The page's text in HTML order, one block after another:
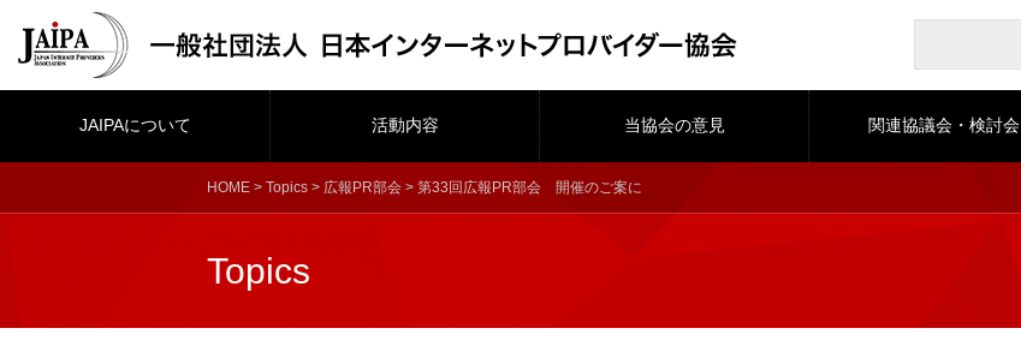
JAIPAについて 活動内容 当協会の意見 関連協議会・検討会
HOME > Topics > 広報PR部会 > 第33回広報PR部会 開催のご案に
Topics